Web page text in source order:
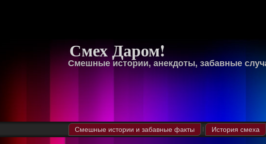
Смех Даром!
Смешные истории, анекдоты, забавные
Смешные истории и забавные факты История смеха